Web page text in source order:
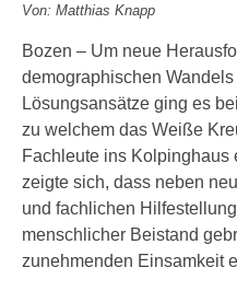
Von: Matthias Knapp
Bozen – Um neue
demographischen
Lösungsansätze ging es
zu welchem das Weiße
Fachleute ins Kolpinghaus
zeigte sich, dass neben
und fachlichen
menschlicher Beistand
zunehmenden Einsamkeit